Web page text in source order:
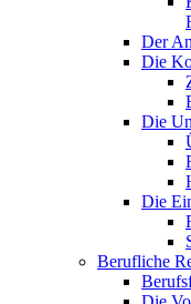
Der
Die
Die
Die
Berufliche